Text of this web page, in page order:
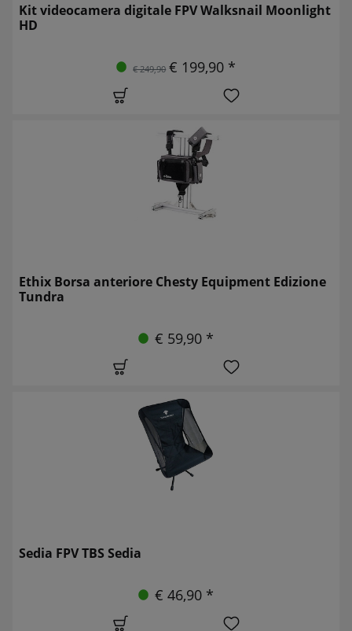
Kit videocamera digitale FPV Walksnail Moonlight
HD
€ 249,90 € 199,90 *
Ethix Borsa anteriore Chesty Equipment Edizione
Tundra
€ 59,90 *
Sedia FPV TBS Sedia
€ 46,90 *